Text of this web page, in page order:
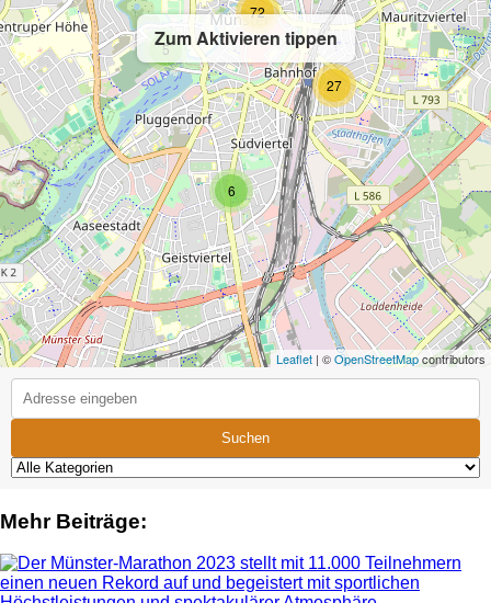
Zum Aktivieren tippen
6
27
5
72
Leaflet | ©OpenStreetMapcontributors
Suchen
Mehr Beiträge: